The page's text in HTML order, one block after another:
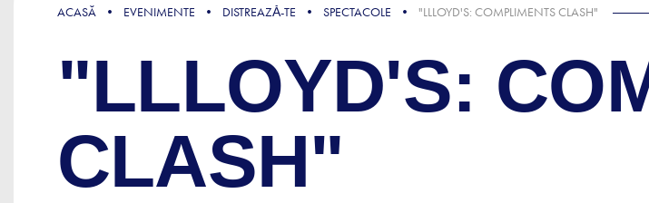
ACASĂ EVENIMENTE DISTREAZǍ-TE SPECTACOLE "LLLOYD'S: COMPLIMENTS CLASH"
"LLLOYD'S:
CLASH"